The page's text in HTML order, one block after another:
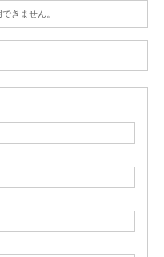
きません。